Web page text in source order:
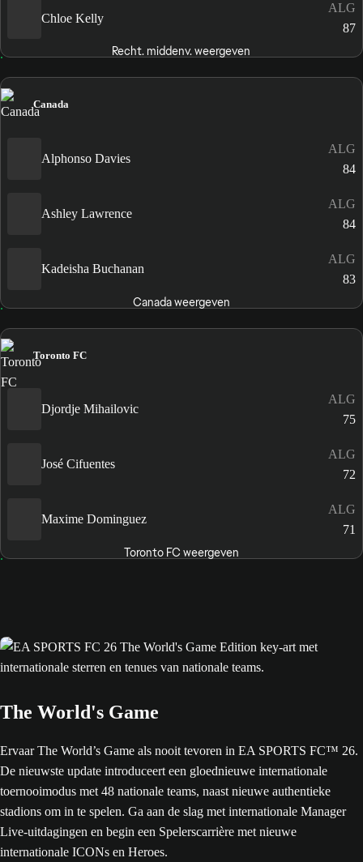
Chloe Kelly
ALG
87
Recht. middenv. weergeven
Canada
Alphonso Davies
ALG
84
Ashley Lawrence
ALG
84
Kadeisha Buchanan
ALG
83
Canada weergeven
Toronto FC
Djordje Mihailovic
ALG
75
José Cifuentes
ALG
72
Maxime Dominguez
ALG
71
Toronto FC weergeven
The World's Game
Ervaar The World’s Game als nooit tevoren in EA SPORTS FC™ 26.
De nieuwste update introduceert een gloednieuwe internationale
toernooimodus met 48 nationale teams, naast nieuwe authentieke
stadions om in te spelen. Ga aan de slag met internationale Manager
Live-uitdagingen en begin een Spelerscarrière met nieuwe
internationale ICONs en Heroes.